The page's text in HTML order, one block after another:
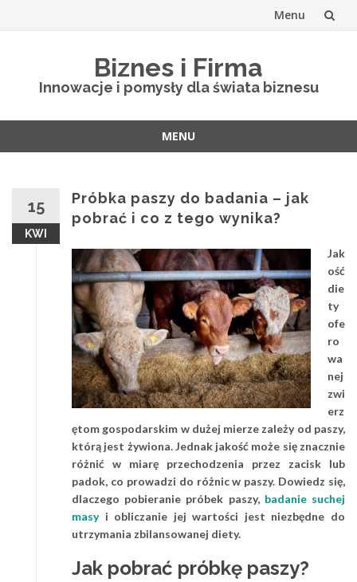
Menu
Biznes i Firma
Innowacje i pomysły dla świata biznesu
MENU
15
KWI
Próbka paszy do badania – jak
pobrać i co z tego wynika?
Jak
ość
die
ty
ofe
ro
wa
nej
zwi
erz
ętom gospodarskim w dużej mierze zależy od paszy,
którą jest żywiona. Jednak jakość może się znacznie
różnić w miarę przechodzenia przez zacisk lub
padok, co prowadzi do różnic w paszy. Dowiedz się,
dlaczego pobieranie próbek paszy, badanie suchej
masyi obliczanie jej wartości jest niezbędne do
utrzymania zbilansowanej diety.
Jak pobrać próbkę paszy?